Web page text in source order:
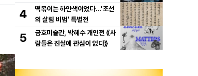
예술의 운명을 노래하다!
4
떡볶이는 하얀색이었다...'조선
의 살림 비법' 특별전
5
금호미술관, 박혜수 개인전 《사
람들은 진실에 관심이 없다》